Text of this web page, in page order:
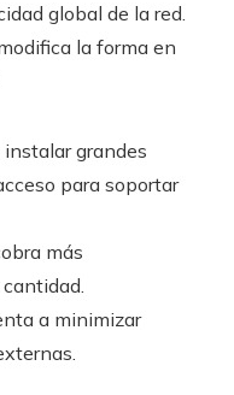
global de la red.
la forma en
instalar grandes
para soportar
más
a minimizar